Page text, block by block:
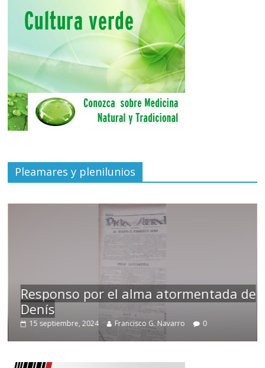
Pleamares y plenilunios
Responso por el alma atormentada de
Denís
15 septiembre, 2024 Francisco G. Navarro 0